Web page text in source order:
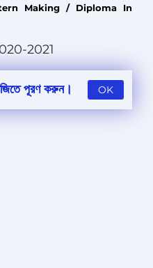
Making / Diploma In
2021
পূরণ করুন। OK